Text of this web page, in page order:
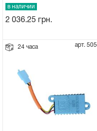
в наличии
2 036.25 грн.
24 часа арт.